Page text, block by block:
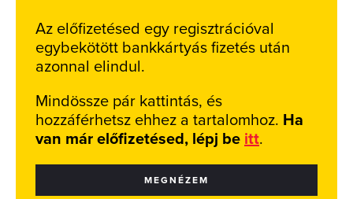
Az előfizetésed egy regisztrációval
egybekötött bankkártyás fizetés után
azonnal elindul.
Mindössze pár kattintás, és
hozzáférhetsz ehhez a tartalomhoz. Ha
van már előfizetésed, lépj be itt.
MEGNÉZEM